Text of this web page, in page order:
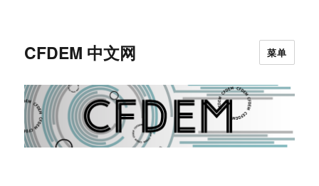
CFDEM 中文网 菜单